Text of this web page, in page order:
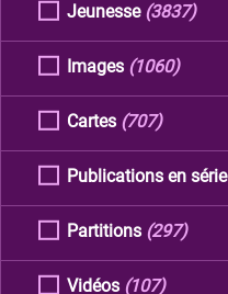
Jeunesse (3837)
Images (1060)
Cartes (707)
Publications en série
Partitions (297)
Vidéos (107)